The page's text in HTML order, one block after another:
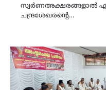
സ്വർണഅക്ഷരങ്ങളാൽ
ചന്ദ്രശേഖരന്റെ…